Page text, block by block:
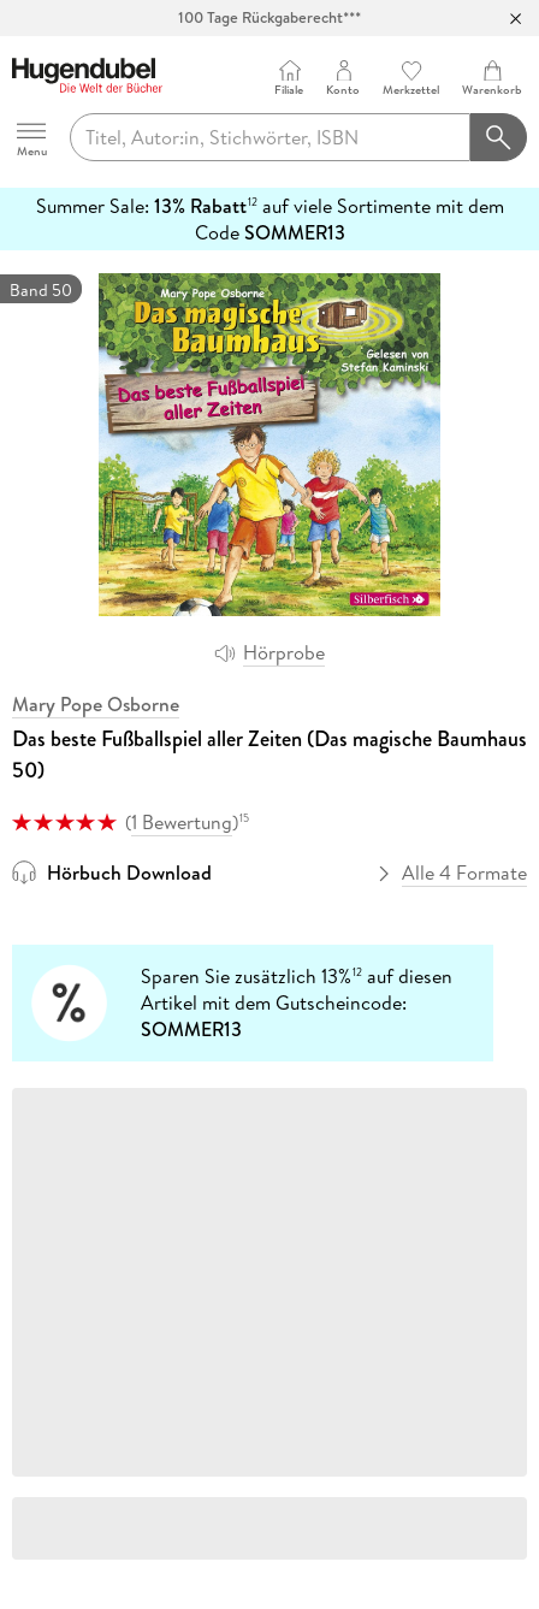
100 Tage Rückgaberecht***
Hugendubel
Menu
Filiale Konto Merkzettel Warenkorb
Summer Sale: 13% Rabatt12auf viele Sortimente mit dem
CodeSOMMER13
erfahren
Hörprobe
Band 50
Mary Pope Osborne
Das beste Fußballspiel aller Zeiten (Das magische Baumhaus
50)
(1 Bewertung)15
Hörbuch Download Alle 4 Formate
Sparen Sie zusätzlich 13%12 auf diesen
Artikel mit dem Gutscheincode:
SOMMER13